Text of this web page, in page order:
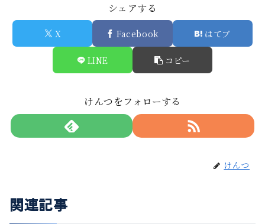
シェアする
X Facebook はてブ
LINE コピー
けんつをフォローする
けんつ
関連記事